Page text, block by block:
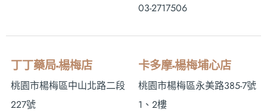
03-2717506
丁丁藥局-楊梅店
桃園市楊梅區中山北路二段
227號
卡多摩-楊梅埔心店
桃園市楊梅區永美路385-7號
1、2樓